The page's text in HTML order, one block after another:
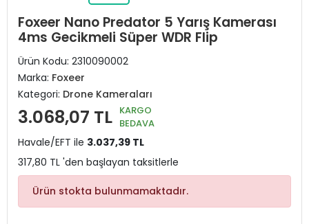
Foxeer Nano Predator 5 Yarış Kamerası
4ms Gecikmeli Süper WDR Flip
Ürün Kodu: 2310090002
Marka: Foxeer
Kategori: Drone Kameraları
3.068,07 TL KARGO
BEDAVA
Havale/EFT ile 3.037,39 TL
317,80 TL 'den başlayan taksitlerle
Ürün stokta bulunmamaktadır.